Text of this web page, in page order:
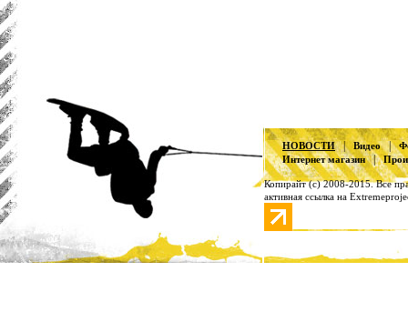
НОВОСТИ|Видео|
Интернет магазин|
Копирайт (с) 2008-2015. Все
активная ссылка на